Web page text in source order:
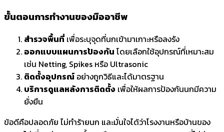
ขั้นตอนการทำงานของมืออาชีพ
สำรวจพื้นที่ เพื่อระบุจุดที่นกเข้ามาเกาะหรือลงรัง
ออกแบบแผนการป้องกัน โดยเลือกใช้อุปกรณ์ที่เหมาะสม
เช่น Netting, Spikes หรือ Ultrasonic
ติดตั้งอุปกรณ์ อย่างถูกวิธีและได้มาตรฐาน
บริการดูแลหลังการติดตั้ง เพื่อให้ผลการป้องกันนกมีความ
ยั่งยืน
ข้อดีคือปลอดภัย ไม่ทำร้ายนก และมั่นใจได้ว่าโรงงานหรือบ้านของ